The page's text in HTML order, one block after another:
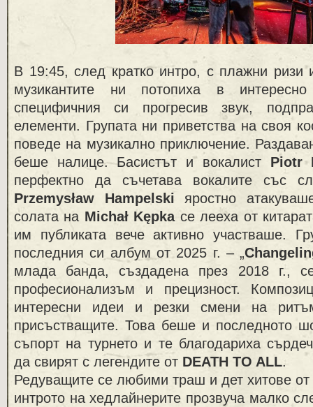
В 19:45, след кратко интро, с плажни ризи
музикантите ни потопиха в
специфичния си прогресив звук,
елементи. Групата ни приветства на своя
поведе на музикално приключение.
беше налице. Басистът и вокалист Piotr
перфектно да съчетава вокалите със
Przemysław Hampelski яростно
солата на Michał Kępkaсе лееха от
им публиката вече активно участваше.
последния си албум от 2025 г. – „
млада банда, създадена през 2018 г.,
професионализъм и прецизност.
интересни идеи и резки смени на
присъстващите. Това беше и последното
съпорт на турнето и те благодариха
да свирят с легендите от DEATH TO ALL.
Редуващите се любими траш и дет хитове от
интрото на хедлайнерите прозвуча малко